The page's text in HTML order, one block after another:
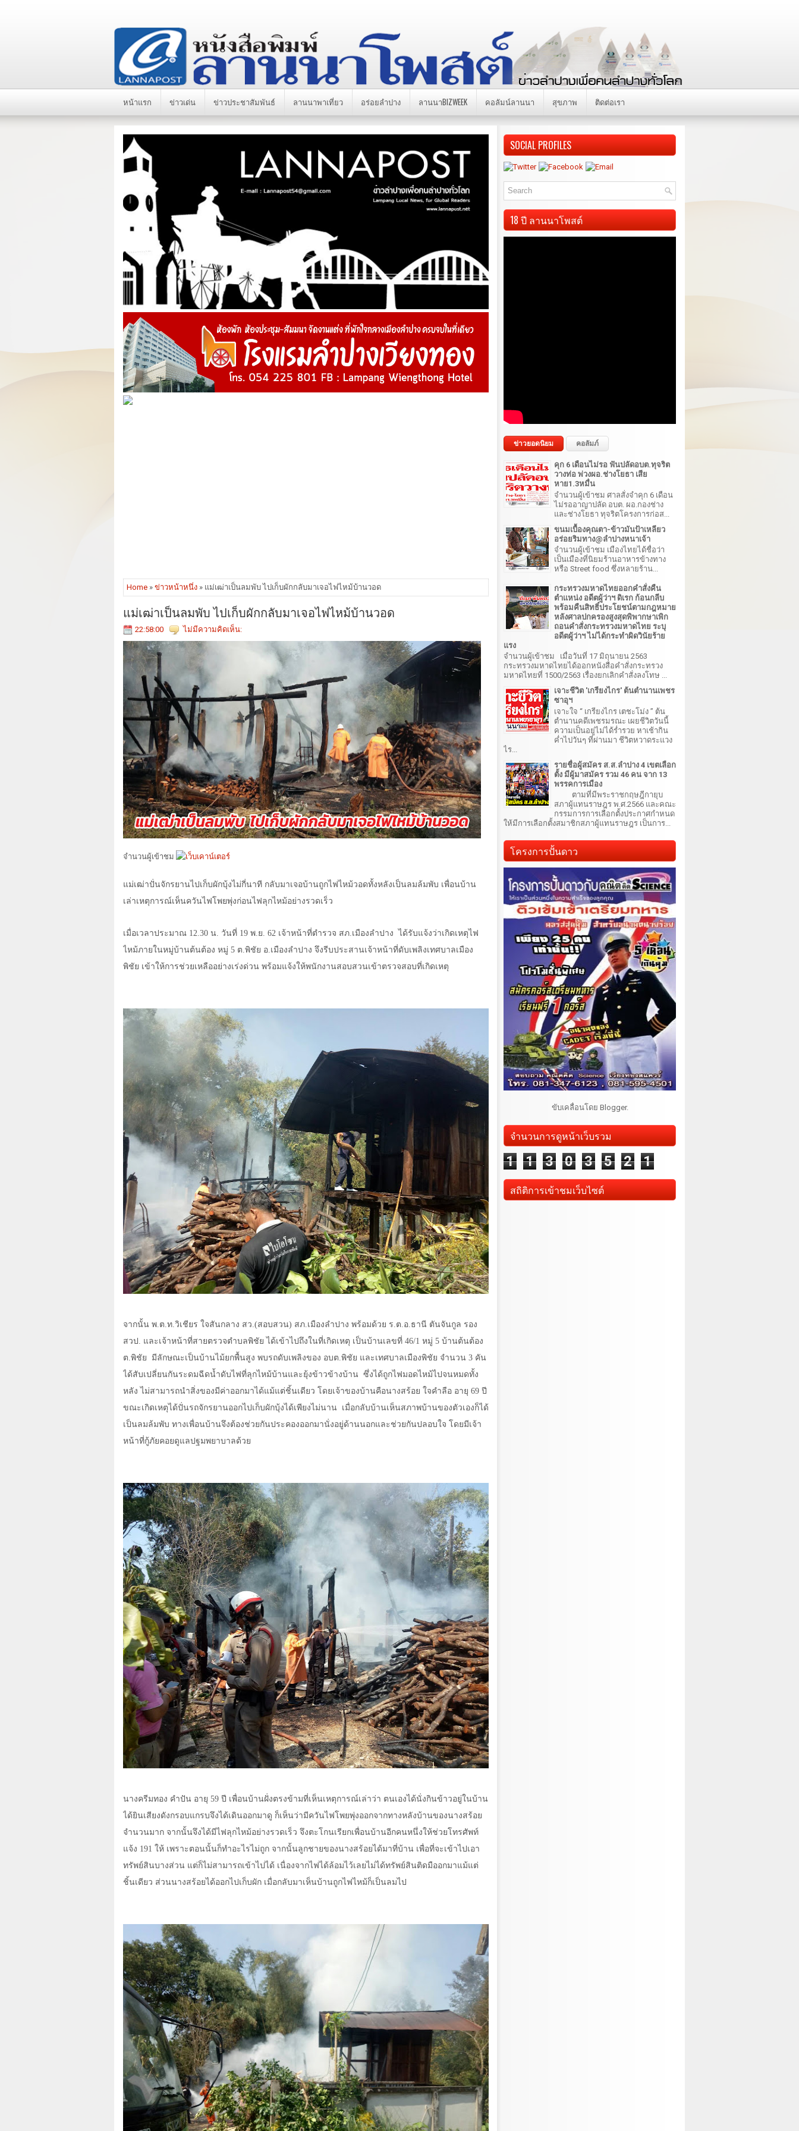
หน้าแรก ข่าวเด่น ข่าวประชาสัมพันธ์ ลานนาพาเที่ยว อร่อยลำปาง ลานนาBIZWEEK คอลัมน์ลานนา สุขภาพ ติดต่อเรา
Home » ข่าวหน้าหนึ่ง » แม่เฒ่าเป็นลมพับ ไปเก็บผักกลับมาเจอไฟไหม้บ้านวอด
แม่เฒ่าเป็นลมพับ ไปเก็บผักกลับมาเจอไฟไหม้บ้านวอด
22:58:00 ไม่มีความคิดเห็น:
จำนวนผู้เข้าชม
แม่เฒ่าปั่นจักรยานไปเก็บผักบุ้งไม่กี่นาที กลับมาเจอบ้านถูกไฟไหม้วอดทั้งหลังเป็นลมล้มพับ เพื่อนบ้าน
เล่าเหตุการณ์เห็นควันไฟโพยพุ่งก่อนไฟลุกไหม้อย่างรวดเร็ว
เมื่อเวลาประมาณ 12.30 น. วันที่ 19 พ.ย. 62 เจ้าหน้าที่ตำรวจ สภ.เมืองลำปาง ได้รับแจ้งว่าเกิดเหตุไฟ
ไหม้ภายในหมู่บ้านต้นต้อง หมู่ 5 ต.พิชัย อ.เมืองลำปาง จึงรีบประสานเจ้าหน้าที่ดับเพลิงเทศบาลเมือง
พิชัย เข้าให้การช่วยเหลืออย่างเร่งด่วน พร้อมแจ้งให้พนักงานสอบสวนเข้าตรวจสอบที่เกิดเหตุ
จากนั้น พ.ต.ท.วิเชียร ใจสันกลาง สว.(สอบสวน) สภ.เมืองลำปาง พร้อมด้วย ร.ต.อ.ธานี ตันจันกูล รอง
สวป. และเจ้าหน้าที่สายตรวจตำบลพิชัย ได้เข้าไปถึงในที่เกิดเหตุ เป็นบ้านเลขที่ 46/1 หมู่ 5 บ้านต้นต้อง
ต.พิชัย
มีลักษณะเป็นบ้านไม้ยกพื้นสูง พบรถดับเพลิงของ อบต.พิชัย และเทศบาลเมืองพิชัย จำนวน 3 คัน
ได้สับเปลี่ยนกันระดมฉีดน้ำดับไฟที่ลุกไหม้บ้านและยุ้งข้าวข้างบ้าน ซึ่งได้ถูกไฟมอดไหม้ไปจนหมดทั้ง
หลัง ไม่สามารถนำสิ่งของมีค่าออกมาได้แม้แต่ชิ้นเดียว โดยเจ้าของบ้านคือนางสร้อย ใจคำลือ อายุ 69 ปี
ขณะเกิดเหตุได้ปั่นรถจักรยานออกไปเก็บผักบุ้งได้เพียงไม่นาน
เมื่อกลับบ้านเห็นสภาพบ้านของตัวเองก็ได้
เป็นลมล้มพับ ทางเพื่อนบ้านจึงต้องช่วยกันประคองออกมานั่งอยู่ด้านนอกและช่วยกันปลอบใจ โดยมีเจ้า
หน้าที่กู้ภัยคอยดูแลปฐมพยาบาลด้วย
นางครีมทอง คำปัน อายุ 59 ปี เพื่อนบ้านฝั่งตรงข้ามที่เห็นเหตุการณ์เล่าว่า ตนเองได้นั่งกินข้าวอยู่ในบ้าน
ได้ยินเสียงดังกรอบแกรบจึงได้เดินออกมาดู ก็เห็นว่ามีควันไฟโพยพุ่งออกจากทางหลังบ้านของนางสร้อย
จำนวนมาก จากนั้นจึงได้มีไฟลุกไหม้อย่างรวดเร็ว จึงตะโกนเรียกเพื่อนบ้านอีกคนหนึ่งให้ช่วยโทรศัพท์
แจ้ง 191 ให้ เพราะตอนนั้นก็ทำอะไรไม่ถูก จากนั้นลูกชายของนางสร้อยได้มาที่บ้าน เพื่อที่จะเข้าไปเอา
ทรัพย์สินบางส่วน แต่ก็ไม่สามารถเข้าไปได้ เนื่องจากไฟได้ล้อมไว้เลยไม่ได้ทรัพย์สินติดมืออกมาแม้แต่
ชิ้นเดียว ส่วนนางสร้อยได้ออกไปเก็บผัก เมื่อกลับมาเห็นบ้านถูกไฟไหม้ก็เป็นลมไป
SOCIAL PROFILES
18 ปี ลานนาโพสต์
ข่าวยอดนิยม คอลัมภ์
คุก 6 เดือนไม่รอ ฟันปลัดอบต.ทุจริต
วางท่อ พ่วงผอ.ช่างโยธา เสีย
หาย1.3หมื่น
จำนวนผู้เข้าชม ศาลสั่งจำคุก 6 เดือน
ไม่รออาญาปลัด อบต. ผอ.กองช่าง
และช่างโยธา ทุจริตโครงการก่อส...
ขนมเบื้องคุณตา-ข้าวมันป้าเหลียว
อร่อยริมทาง@ลำปางหนาเจ้า
จำนวนผู้เข้าชม เมืองไทยได้ชื่อว่า
เป็นเมืองที่นิยมร้านอาหารข้างทาง
หรือ Street food ซึ่งหลายร้าน...
กระทรวงมหาดไทยออกคำสั่งคืน
ตำแหน่ง อดีตผู้ว่าฯ ดิเรก ก้อนกลีบ
พร้อมคืนสิทธิ์ประโยชน์ตามกฎหมาย
หลังศาลปกครองสูงสุดพิพากษาเพิก
ถอนคำสั่งกระทรวงมหาดไทย ระบุ
อดีตผู้ว่าฯ ไม่ได้กระทำผิดวินัยร้าย
แรง
จำนวนผู้เข้าชม เมื่อวันที่ 17 มิถุนายน 2563
กระทรวงมหาดไทยได้ออกหนังสือคำสั่งกระทรวง
มหาดไทยที่ 1500/2563 เรื่องยกเลิกคำสั่งลงโทษ ...
เจาะชีวิต 'เกรียงไกร' ต้นตำนานเพชร
ซาอุฯ
เจาะใจ “ เกรียงไกร เตชะโม่ง ” ต้น
ตำนานคดีเพชรมรณะ เผยชีวิตวันนี้
ความเป็นอยู่ไม่ได้ร่ำรวย หาเช้ากิน
ค่ำไปวันๆ ที่ผ่านมา ชีวิตหวาดระแวง
ไร...
รายชื่อผู้สมัคร ส.ส.ลำปาง 4 เขตเลือก
ตั้ง มีผู้มาสมัคร รวม 46 คน จาก 13
พรรคการเมือง
ตามที่มีพระราชกฤษฎีกายุบ
สภาผู้แทนราษฎร พ.ศ.2566 และคณะ
กรรมการการเลือกตั้งประกาศกำหนด
ให้มีการเลือกตั้งสมาชิกสภาผู้แทนราษฎร เป็นการ...
โครงการปั้นดาว
ขับเคลื่อนโดย Blogger.
จำนวนการดูหน้าเว็บรวม
1 1 3 0 3 5 2 1
สถิติการเข้าชมเว็บไซต์